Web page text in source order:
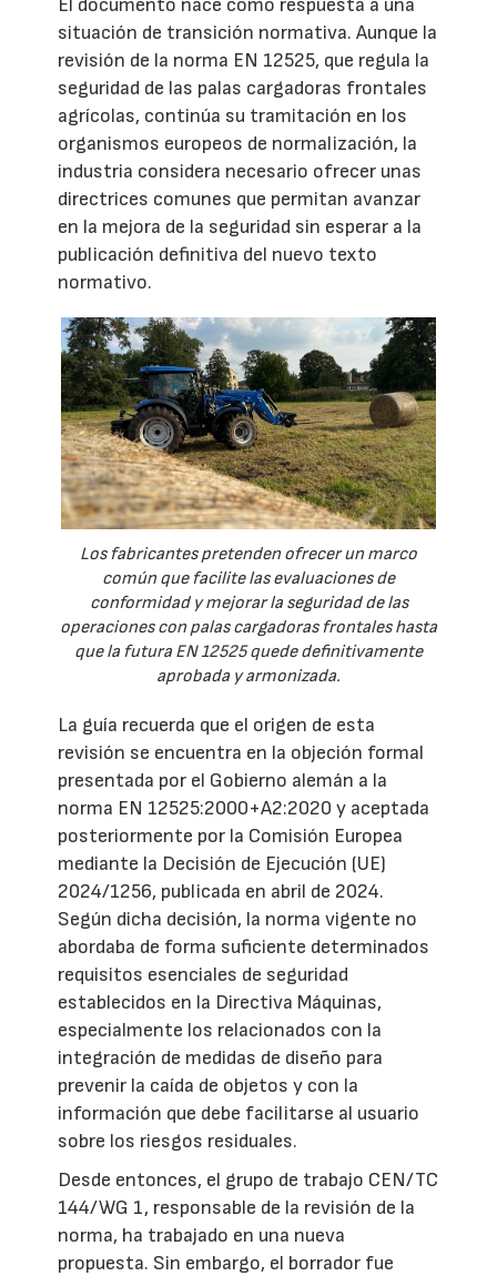
El documento nace como respuesta a una
situación de transición normativa. Aunque la
revisión de la norma EN 12525, que regula la
seguridad de las palas cargadoras frontales
agrícolas, continúa su tramitación en los
organismos europeos de normalización, la
industria considera necesario ofrecer unas
directrices comunes que permitan avanzar
en la mejora de la seguridad sin esperar a la
publicación definitiva del nuevo texto
normativo.
Los fabricantes pretenden ofrecer un marco
común que facilite las evaluaciones de
conformidad y mejorar la seguridad de las
operaciones con palas cargadoras frontales hasta
que la futura EN 12525 quede definitivamente
aprobada y armonizada.
La guía recuerda que el origen de esta
revisión se encuentra en la objeción formal
presentada por el Gobierno alemán a la
norma EN 12525:2000+A2:2020 y aceptada
posteriormente por la Comisión Europea
mediante la Decisión de Ejecución (UE)
2024/1256, publicada en abril de 2024.
Según dicha decisión, la norma vigente no
abordaba de forma suficiente determinados
requisitos esenciales de seguridad
establecidos en la Directiva Máquinas,
especialmente los relacionados con la
integración de medidas de diseño para
prevenir la caída de objetos y con la
información que debe facilitarse al usuario
sobre los riesgos residuales.
Desde entonces, el grupo de trabajo CEN/TC
144/WG 1, responsable de la revisión de la
norma, ha trabajado en una nueva
propuesta. Sin embargo, el borrador fue